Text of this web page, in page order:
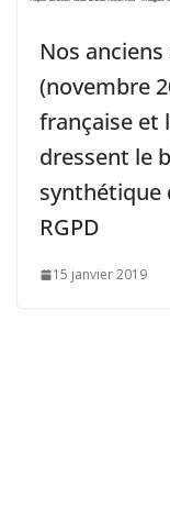
Nos
(novembre
française et
dressent le
synthétique
RGPD
15 janvier 2019